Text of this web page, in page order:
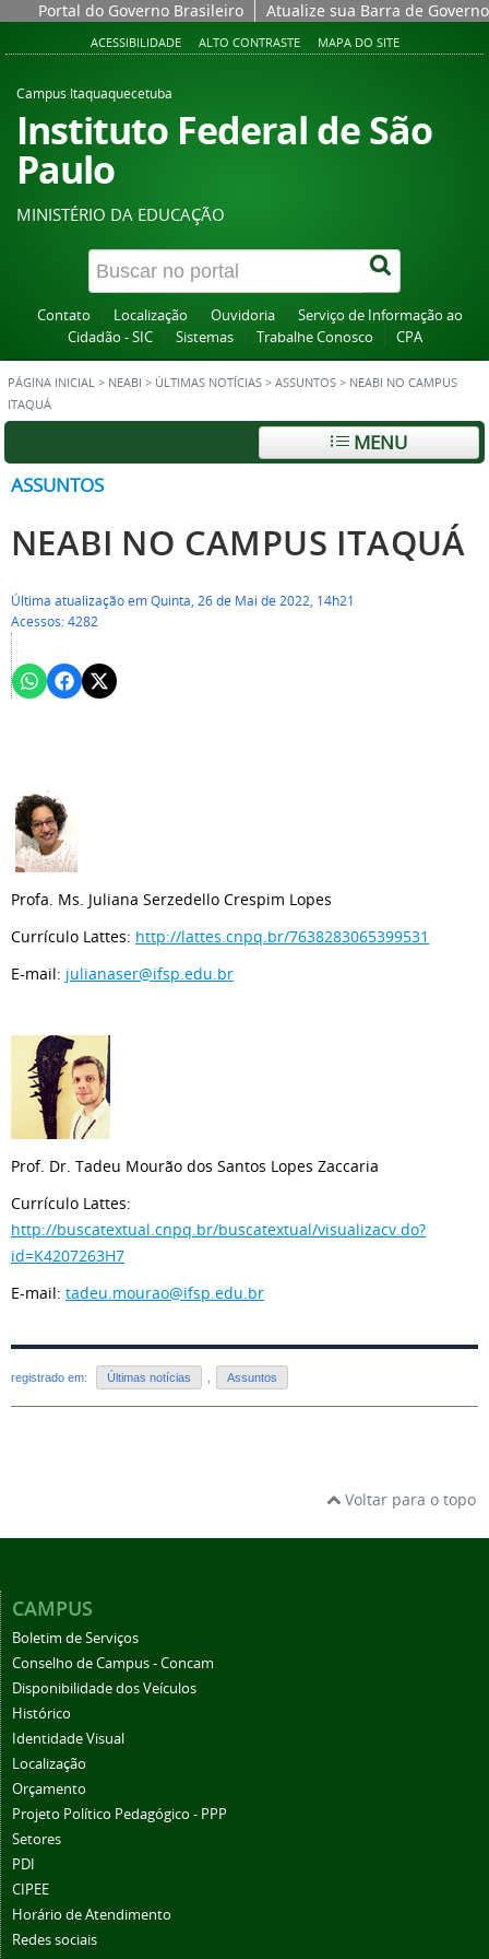
Portal do Governo Brasileiro Atualize sua Barra de Governo
ACESSIBILIDADE ALTO CONTRASTE MAPA DO SITE
Campus Itaquaquecetuba
Instituto Federal de São
Paulo
MINISTÉRIO DA EDUCAÇÃO
Contato Localização Ouvidoria
Serviço de Informação ao
Cidadão - SIC
Sistemas Trabalhe Conosco CPA
PÁGINA INICIAL > NEABI > ÚLTIMAS NOTÍCIAS > ASSUNTOS > NEABI NO CAMPUS
ITAQUÁ
MENU
ASSUNTOS
NEABI NO CAMPUS ITAQUÁ
Última atualização em Quinta, 26 de Mai de 2022, 14h21
Acessos: 4282
Profa. Ms. Juliana Serzedello Crespim Lopes
Currículo Lattes: http://lattes.cnpq.br/7638283065399531
E-mail: julianaser@ifsp.edu.br
Prof. Dr. Tadeu Mourão dos Santos Lopes Zaccaria
Currículo Lattes:
http://buscatextual.cnpq.br/buscatextual/visualizacv.do?
id=K4207263H7
E-mail: tadeu.mourao@ifsp.edu.br
registrado em: Últimas notícias Assuntos
Voltar para o topo
CAMPUS
Boletim de Serviços
Conselho de Campus - Concam
Disponibilidade dos Veículos
Histórico
Identidade Visual
Localização
Orçamento
Projeto Político Pedagógico - PPP
Setores
PDI
CIPEE
Horário de Atendimento
Redes sociais